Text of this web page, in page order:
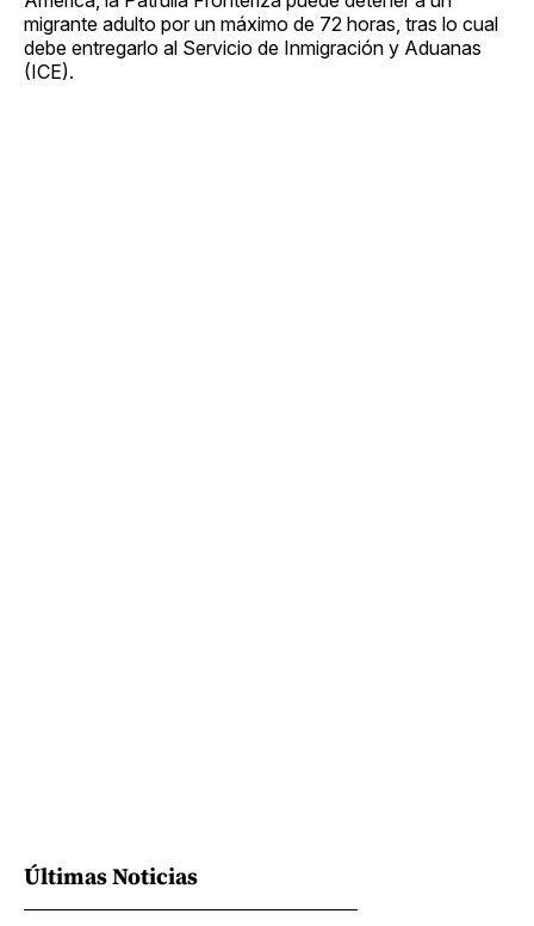
migrante adulto por un máximo de 72 horas, tras lo cual
debe entregarlo al Servicio de Inmigración y Aduanas
(ICE).
Últimas Noticias